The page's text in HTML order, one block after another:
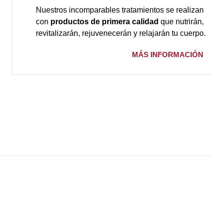
Nuestros incomparables tratamientos se realizan
con productos de primera calidad que nutrirán,
revitalizarán, rejuvenecerán y relajarán tu cuerpo.
MÁS INFORMACIÓN